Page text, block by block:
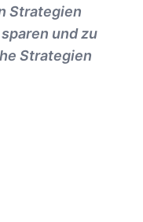
Strategien
und zu
Strategien